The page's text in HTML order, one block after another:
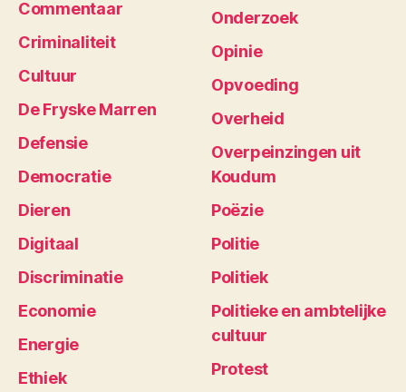
Commentaar
Criminaliteit
Cultuur
De Fryske Marren
Defensie
Democratie
Dieren
Digitaal
Discriminatie
Economie
Energie
Ethiek
Onderzoek
Opinie
Opvoeding
Overheid
Overpeinzingen uit
Koudum
Poëzie
Politie
Politiek
Politieke en ambtelijke
cultuur
Protest